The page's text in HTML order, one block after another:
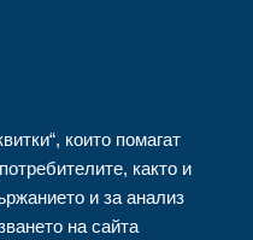
които помагат
както и
и за анализ
на сайта